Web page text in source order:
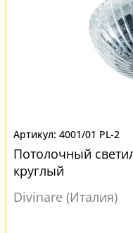
4001/01 PL-2
Потолочный
круглый
Divinare (Италия)